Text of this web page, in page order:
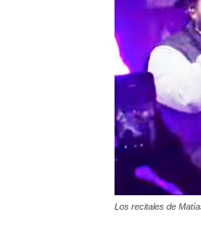
Los recitales de